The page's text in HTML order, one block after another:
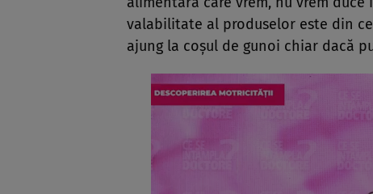
valabilitate al produselor este din
ajung la coșul de gunoi chiar dacă